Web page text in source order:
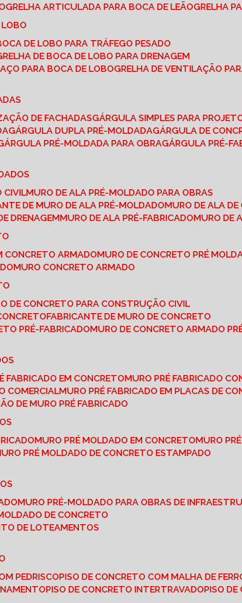
GRELHA ARTICULADA PARA BOCA DE LEÃO
GRELHA
LOBO
BOCA DE LOBO PARA TRÁFEGO PESADO
GRELHA DE BOCA DE LOBO PARA DRENAGEM
AÇO PARA BOCA DE LOBO
GRELHA DE VENTILAÇÃO
DE FACHADAS
GÁRGULA SIMPLES PARA
GÁRGULA DUPLA PRÉ-MOLDADA
GÁRGULA DE
GÁRGULA PRÉ-MOLDADA PARA OBRA
GÁRGULA PRÉ-
CIVIL
MURO DE ALA PRÉ-MOLDADO PARA OBRAS
DE MURO DE ALA PRÉ-MOLDADO
MURO DE ALA
DRENAGEM MURO DE ALA PRÉ-FABRICADO
MURO
CONCRETO ARMADO
MURO DE CONCRETO PRÉ
MURO CONCRETO ARMADO
DE CONCRETO PARA CONSTRUÇÃO CIVIL
FABRICANTE DE MURO DE CONCRETO
PRÉ-FABRICADO
MURO DE CONCRETO ARMADO
FABRICADO EM CONCRETO
MURO PRÉ FABRICADO
COMERCIAL
MURO PRÉ FABRICADO EM PLACAS DE
DE MURO PRÉ FABRICADO
MURO PRÉ MOLDADO EM CONCRETO
MURO
MURO PRÉ MOLDADO DE CONCRETO ESTAMPADO
MURO PRÉ-MOLDADO PARA OBRAS DE
DE CONCRETO
DE LOTEAMENTOS
PEDRISCO PISO DE CONCRETO COM MALHA DE
PISO DE CONCRETO INTERTRAVADO PISO